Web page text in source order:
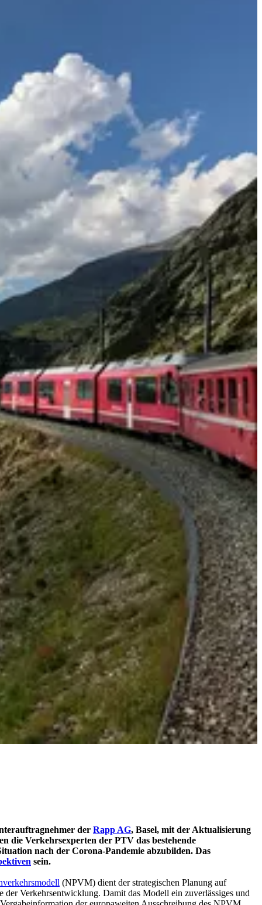
der Rapp AG, Basel, mit der Aktualisierung
die Verkehrsexperten der PTV das bestehende
nach der Corona-Pandemie abzubilden. Das
sein.
(NPVM) dient der strategischen Planung auf
Verkehrsentwicklung. Damit das Modell ein zuverlässiges und